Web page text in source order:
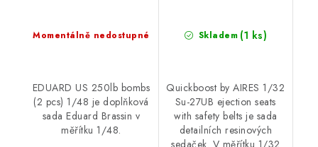
Momentálně nedostupné
EDUARD US 250lb bombs
(2 pcs) 1/48 je doplňková
sada Eduard Brassin v
měřítku 1/48.
Skladem (1 ks)
Quickboost by AIRES 1/32
Su-27UB ejection seats
with safety belts je sada
detailních resinových
sedaček. V měřítku 1/32